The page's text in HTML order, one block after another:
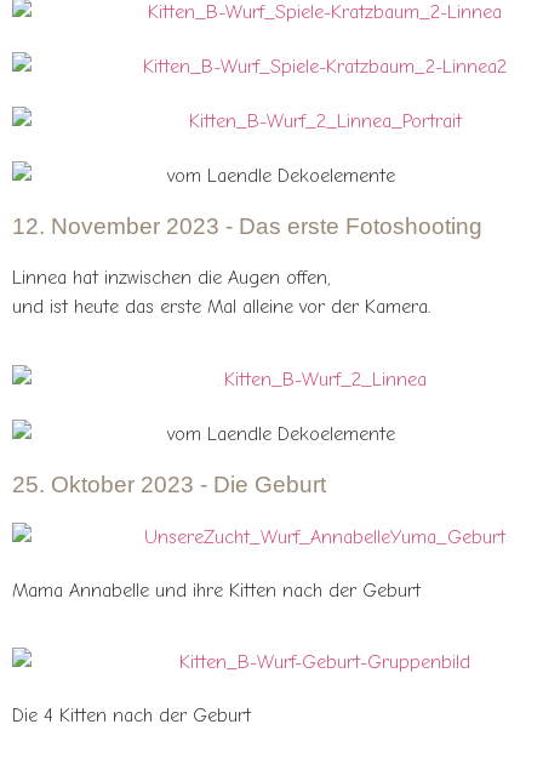
12. November 2023 - Das erste Fotoshooting
Linnea hat inzwischen die Augen offen,
und ist heute das erste Mal alleine vor der Kamera.
25. Oktober 2023 - Die Geburt
Mama Annabelle und ihre Kitten nach der Geburt
Die 4 Kitten nach der Geburt